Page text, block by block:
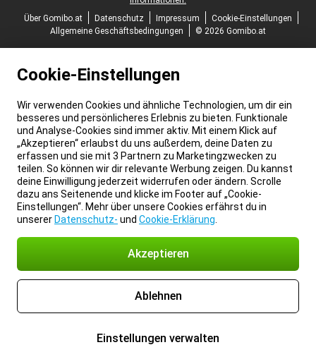
Über Gomibo.at
Datenschutz Impressum
Cookie-Einstellungen
Allgemeine Geschäftsbedingungen
© 2026 Gomibo.at
Cookie-Einstellungen
Wir verwenden Cookies und ähnliche Technologien, um dir ein
besseres und persönlicheres Erlebnis zu bieten. Funktionale
und Analyse-Cookies sind immer aktiv. Mit einem Klick auf
„Akzeptieren“ erlaubst du uns außerdem, deine Daten zu
erfassen und sie mit 3 Partnern zu Marketingzwecken zu
teilen. So können wir dir relevante Werbung zeigen. Du kannst
deine Einwilligung jederzeit widerrufen oder ändern. Scrolle
dazu ans Seitenende und klicke im Footer auf „Cookie-
Einstellungen“. Mehr über unsere Cookies erfährst du in
unserer Datenschutz- und Cookie-Erklärung
Akzeptieren
Ablehnen
Einstellungen verwalten